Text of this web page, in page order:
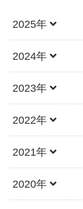
2025年
2024年
2023年
2022年
2021年
2020年